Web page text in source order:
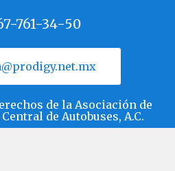
761-34-50
de la Asociación de
de Autobuses, A.C.